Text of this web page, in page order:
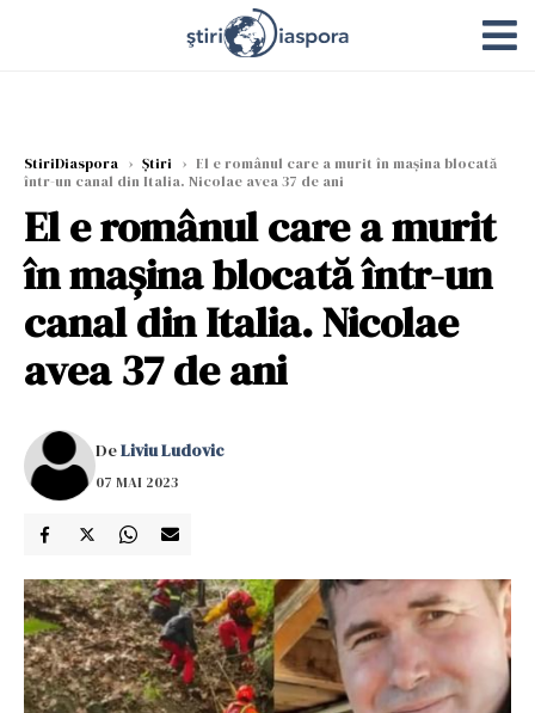
StiriDiaspora › Știri › El e românul care a murit în mașina blocată
într-un canal din Italia. Nicolae avea 37 de ani
El e românul care a murit
în mașina blocată într-un
canal din Italia. Nicolae
avea 37 de ani
DeLiviu Ludovic
07 MAI 2023